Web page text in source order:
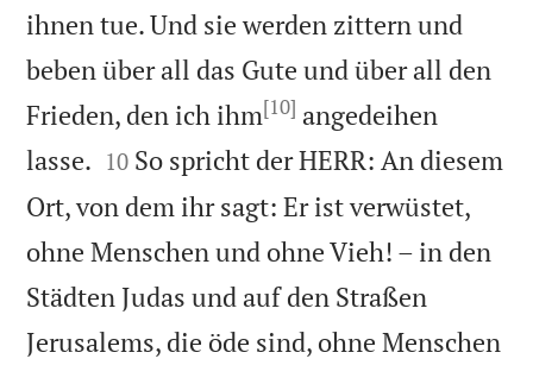
ihnen tue. Und sie werden zittern und
beben über all das Gute und über all den
Frieden, den ich ihm[10] angedeihen
lasse. 

10 So spricht der HERR: An diesem
Ort, von dem ihr sagt: Er ist verwüstet,
ohne Menschen und ohne Vieh! – in den
Städten Judas und auf den Straßen
Jerusalems, die öde sind, ohne Menschen